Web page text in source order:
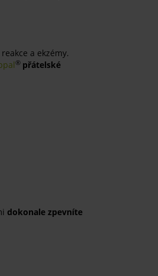
a ekzémy.
® přátelské
dokonale zpevníte